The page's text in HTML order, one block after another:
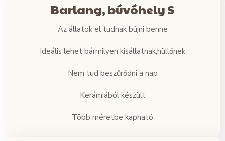
Barlang, búvóhely S
Az állatok el tudnak bújni benne
Ideális lehet bármilyen kisállatnak,hüllőnek
Nem tud beszűrődni a nap
Kerámiából készült
Több méretbe kapható